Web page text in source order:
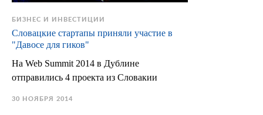
БИЗНЕС И ИНВЕСТИЦИИ
Словацкие стартапы приняли участие в
"Давосе для гиков"
На Web Summit 2014 в Дублине
отправились 4 проекта из Словакии
30 НОЯБРЯ 2014